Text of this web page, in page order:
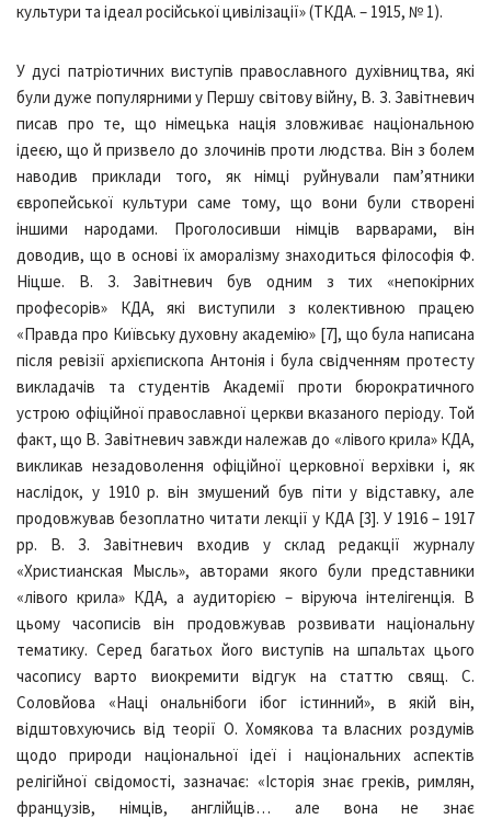
культури та ідеал російської цивілізації» (ТКДА. – 1915, № 1).
У дусі патріотичних виступів православного духівництва, які
були дуже популярними у Першу світову війну, В. З. Завітневич
писав про те, що німецька нація зловживає національною
ідеєю, що й призвело до злочинів проти людства. Він з болем
наводив приклади того, як німці руйнували пам’ятники
європейської культури саме тому, що вони були створені
іншими народами. Проголосивши німців варварами, він
доводив, що в основі їх аморалізму знаходиться філософія Ф.
Ніцше. В. З. Завітневич був одним з тих «непокірних
професорів» КДА, які виступили з колективною працею
«Правда про Київську духовну академію» [7], що була написана
після ревізії архієпископа Антонія і була свідченням протесту
викладачів та студентів Академії проти бюрократичного
устрою офіційної православної церкви вказаного періоду. Той
факт, що В. Завітневич завжди належав до «лівого крила» КДА,
викликав незадоволення офіційної церковної верхівки і, як
наслідок, у 1910 р. він змушений був піти у відставку, але
продовжував безоплатно читати лекції у КДА [3]. У 1916 – 1917
рр. В. З. Завітневич входив у склад редакції журналу
«Христианская Мысль», авторами якого були представники
«лівого крила» КДА, а аудиторією – віруюча інтелігенція. В
цьому часописів він продовжував розвивати національну
тематику. Серед багатьох його виступів на шпальтах цього
часопису варто виокремити відгук на статтю свящ. С.
Соловйова «Наці ональнібоги ібог істинний», в якій він,
відштовхуючись від теорії О. Хомякова та власних роздумів
щодо природи національної ідеї і національних аспектів
релігійної свідомості, зазначає: «Історія знає греків, римлян,
французів, німців, англійців… але вона не знає